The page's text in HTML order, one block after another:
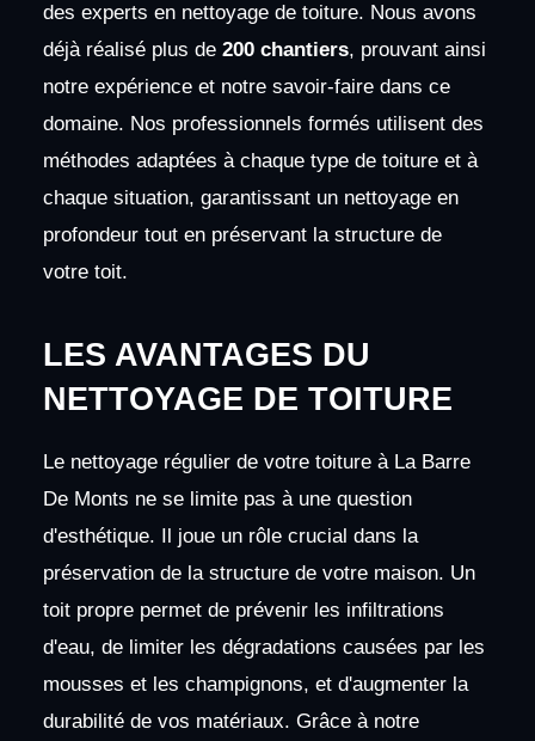
des experts en nettoyage de toiture. Nous avons
déjà réalisé plus de 200 chantiers, prouvant ainsi
notre expérience et notre savoir-faire dans ce
domaine. Nos professionnels formés utilisent des
méthodes adaptées à chaque type de toiture et à
chaque situation, garantissant un nettoyage en
profondeur tout en préservant la structure de
votre toit.
LES AVANTAGES DU
NETTOYAGE DE TOITURE
Le nettoyage régulier de votre toiture à La Barre
De Monts ne se limite pas à une question
d'esthétique. Il joue un rôle crucial dans la
préservation de la structure de votre maison. Un
toit propre permet de prévenir les infiltrations
d'eau, de limiter les dégradations causées par les
mousses et les champignons, et d'augmenter la
durabilité de vos matériaux. Grâce à notre